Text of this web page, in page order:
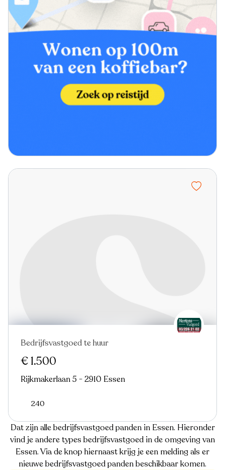
Bedrijfsvastgoed te huur
€ 1.500
Rijkmakerlaan 5 - 2910 Essen
240
Dat zijn alle bedrijfsvastgoed panden in Essen. Hieronder
vind je andere types bedrijfsvastgoed in de omgeving van
Essen. Via de knop hiernaast krijg je een melding als er
nieuwe bedrijfsvastgoed panden beschikbaar komen.